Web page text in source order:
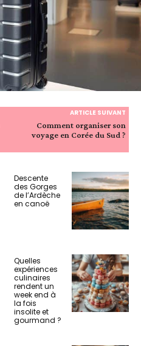
ARTICLE SUIVANT
Comment organiser son
voyage en Corée du Sud ?
Descente
des Gorges
de l’Ardèche
en canoë
Quelles
expériences
culinaires
rendent un
week end à
la fois
insolite et
gourmand ?